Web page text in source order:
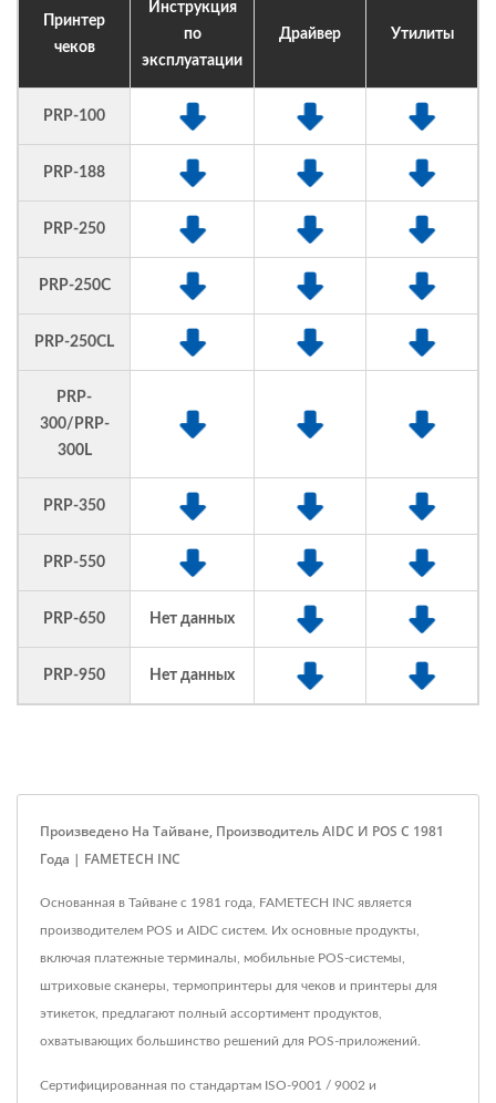
Принтер
чеков
Инструкция
по
эксплуатации
Драйвер Утилиты
PRP-100
PRP-188
PRP-250
PRP-250C
PRP-250CL
PRP-
300/PRP-
300L
PRP-350
PRP-550
PRP-650 Нет данных
PRP-950 Нет данных
Произведено На Тайване, Производитель AIDC И POS С 1981
Года | FAMETECH INC
Основанная в Тайване с 1981 года, FAMETECH INC является
производителем POS и AIDC систем. Их основные продукты,
включая платежные терминалы, мобильные POS-системы,
штриховые сканеры, термопринтеры для чеков и принтеры для
этикеток, предлагают полный ассортимент продуктов,
охватывающих большинство решений для POS-приложений.
Сертифицированная по стандартам ISO-9001 / 9002 и